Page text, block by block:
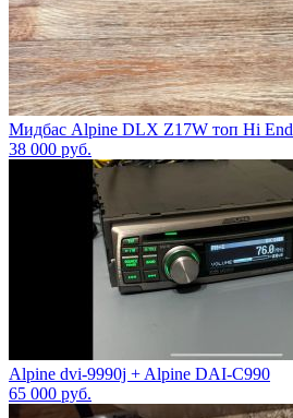
Мидбас Alpine DLX Z17W топ Hi End
38 000 руб.
Alpine dvi-9990j + Alpine DAI-C990
65 000 руб.